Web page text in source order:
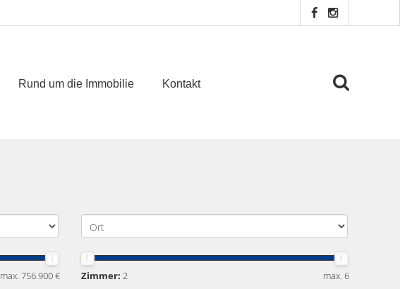
Rund um die Immobilie Kontakt
max. 756.900 € Zimmer: 2 max. 6